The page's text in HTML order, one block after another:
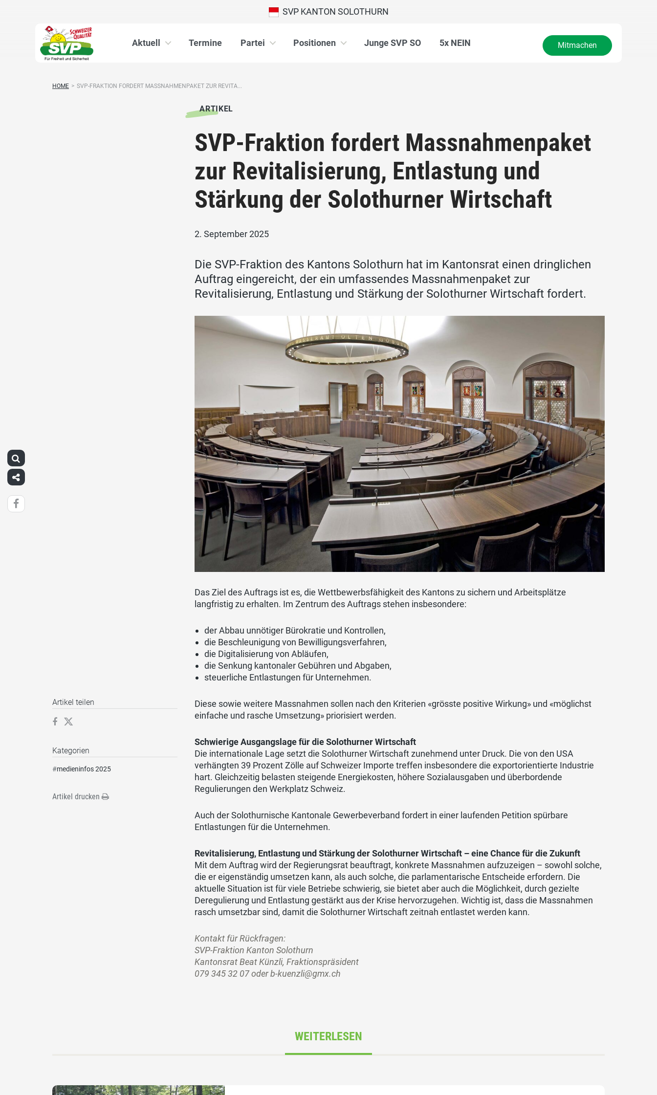
SVP KANTON SOLOTHURN
Aktuell Termine Partei Positionen Junge SVP SO 5x NEIN Mitmachen
HOME > SVP-FRAKTION FORDERT MASSNAHMENPAKET ZUR REVITA...
ARTIKEL
SVP-Fraktion fordert Massnahmenpaket
zur Revitalisierung, Entlastung und
Stärkung der Solothurner Wirtschaft
2. September 2025
Die SVP-Fraktion des Kantons Solothurn hat im Kantonsrat einen dringlichen
Auftrag eingereicht, der ein umfassendes Massnahmenpaket zur
Revitalisierung, Entlastung und Stärkung der Solothurner Wirtschaft fordert.
Das Ziel des Auftrags ist es, die Wettbewerbsfähigkeit des Kantons zu sichern und Arbeitsplätze
langfristig zu erhalten. Im Zentrum des Auftrags stehen insbesondere:
der Abbau unnötiger Bürokratie und Kontrollen,
die Beschleunigung von Bewilligungsverfahren,
die Digitalisierung von Abläufen,
die Senkung kantonaler Gebühren und Abgaben,
steuerliche Entlastungen für Unternehmen.
Diese sowie weitere Massnahmen sollen nach den Kriterien «grösste positive Wirkung» und «möglichst
einfache und rasche Umsetzung» priorisiert werden.
Schwierige Ausgangslage für die Solothurner Wirtschaft
Die internationale Lage setzt die Solothurner Wirtschaft zunehmend unter Druck. Die von den USA
verhängten 39 Prozent Zölle auf Schweizer Importe treffen insbesondere die exportorientierte Industrie
hart. Gleichzeitig belasten steigende Energiekosten, höhere Sozialausgaben und überbordende
Regulierungen den Werkplatz Schweiz.
Auch der Solothurnische Kantonale Gewerbeverband fordert in einer laufenden Petition spürbare
Entlastungen für die Unternehmen.
Revitalisierung, Entlastung und Stärkung der Solothurner Wirtschaft – eine Chance für die Zukunft
Mit dem Auftrag wird der Regierungsrat beauftragt, konkrete Massnahmen aufzuzeigen – sowohl solche,
die er eigenständig umsetzen kann, als auch solche, die parlamentarische Entscheide erfordern. Die
aktuelle Situation ist für viele Betriebe schwierig, sie bietet aber auch die Möglichkeit, durch gezielte
Deregulierung und Entlastung gestärkt aus der Krise hervorzugehen. Wichtig ist, dass die Massnahmen
rasch umsetzbar sind, damit die Solothurner Wirtschaft zeitnah entlastet werden kann.
Kontakt für Rückfragen:
SVP-Fraktion Kanton Solothurn
Kantonsrat Beat Künzli, Fraktionspräsident
079 345 32 07 oder b-kuenzli@gmx.ch
Artikel teilen
Kategorien
#medieninfos 2025
Artikel drucken
WEITERLESEN